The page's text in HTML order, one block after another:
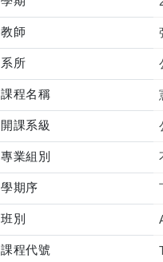
教師
系所
課程名稱
開課系級
專業組別
學期序
班別
課程代號